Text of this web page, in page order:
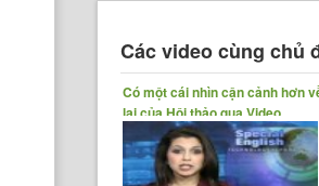
Các video cùng chủ
Có một cái nhìn cận cảnh hơn
lai của Hội thảo qua Video